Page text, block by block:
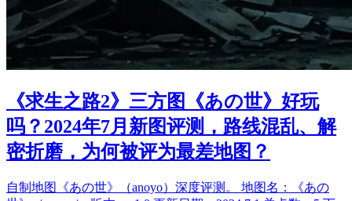
《求生之路2》三方图《あの世》好玩
吗？2024年7月新图评测，路线混乱、解
密折磨，为何被评为最差地图？
自制地图《あの世》（anoyo）深度评测。 地图名：《あの